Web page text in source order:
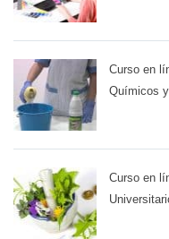
Curso en
Químicos
Curso en